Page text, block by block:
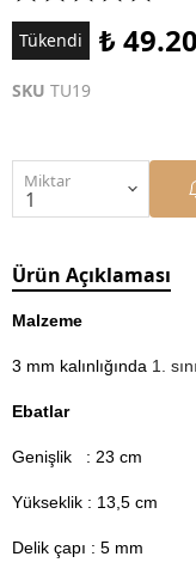
Tükendi ₺ 49.20
SKU TU19
Miktar
Ürün Açıklaması
Malzeme
3 mm kalınlığında 1.
Ebatlar
Genişlik : 23 cm
Yükseklik : 13,5 cm
Delik çapı : 5 mm